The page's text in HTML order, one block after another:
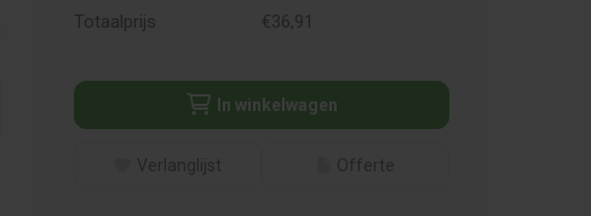
Totaalprijs €36,91
In winkelwagen
Verlanglijst Offerte